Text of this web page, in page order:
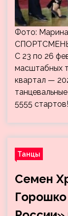
Фото:
С 23 по 26
масштабных
квартал —
5555
Танцы
Семен